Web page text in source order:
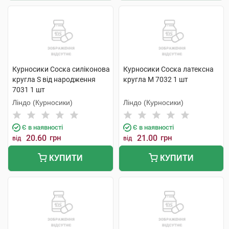
Курносики Соска силіконова
кругла S від народження
7031 1 шт
Ліндо (Курносики)
Є в наявності
від 20.60 грн
КУПИТИ
Курносики Соска латексна
кругла M 7032 1 шт
Ліндо (Курносики)
Є в наявності
від 21.00 грн
КУПИТИ